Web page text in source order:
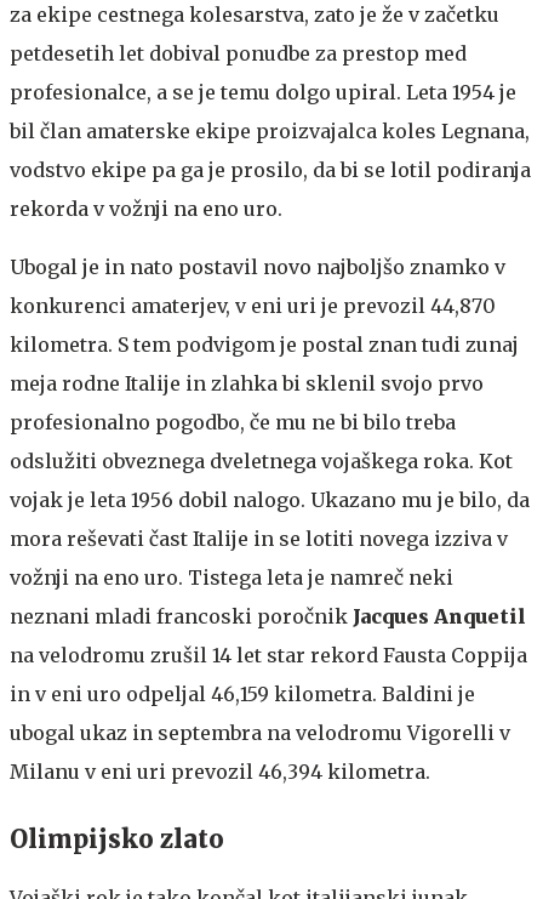
za ekipe cestnega kolesarstva, zato je že v začetku
petdesetih let dobival ponudbe za prestop med
profesionalce, a se je temu dolgo upiral. Leta 1954 je
bil član amaterske ekipe proizvajalca koles Legnana,
vodstvo ekipe pa ga je prosilo, da bi se lotil podiranja
rekorda v vožnji na eno uro.
Ubogal je in nato postavil novo najboljšo znamko v
konkurenci amaterjev, v eni uri je prevozil 44,870
kilometra. S tem podvigom je postal znan tudi zunaj
meja rodne Italije in zlahka bi sklenil svojo prvo
profesionalno pogodbo, če mu ne bi bilo treba
odslužiti obveznega dveletnega vojaškega roka. Kot
vojak je leta 1956 dobil nalogo. Ukazano mu je bilo, da
mora reševati čast Italije in se lotiti novega izziva v
vožnji na eno uro. Tistega leta je namreč neki
neznani mladi francoski poročnik Jacques Anquetil
na velodromu zrušil 14 let star rekord Fausta Coppija
in v eni uro odpeljal 46,159 kilometra. Baldini je
ubogal ukaz in septembra na velodromu Vigorelli v
Milanu v eni uri prevozil 46,394 kilometra.
Olimpijsko zlato